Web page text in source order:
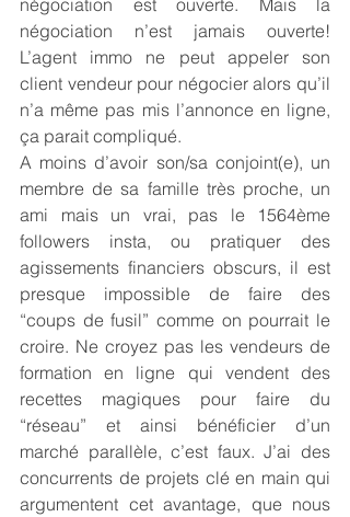
négociation est ouverte. Mais la
négociation n’est jamais ouverte!
L’agent immo ne peut appeler son
client vendeur pour négocier alors qu’il
n’a même pas mis l’annonce en ligne,
ça parait compliqué.
A moins d’avoir son/sa conjoint(e), un
membre de sa famille très proche, un
ami mais un vrai, pas le 1564ème
followers insta, ou pratiquer des
agissements financiers obscurs, il est
presque impossible de faire des
“coups de fusil” comme on pourrait le
croire. Ne croyez pas les vendeurs de
formation en ligne qui vendent des
recettes magiques pour faire du
“réseau” et ainsi bénéficier d’un
marché parallèle, c’est faux. J’ai des
concurrents de projets clé en main qui
argumentent cet avantage, que nous